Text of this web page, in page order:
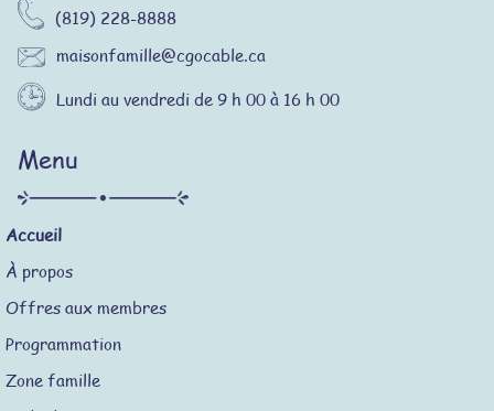
(819) 228-8888
maisonfamille@cgocable.ca
Lundi au vendredi de 9 h 00 à 16 h 00
Menu
Accueil
À propos
Offres aux membres
Programmation
Zone famille